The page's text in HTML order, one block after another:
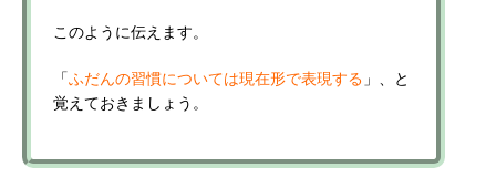
このように伝えます。
「ふだんの習慣については現在形で表現する 」、と
覚えておきましょう。